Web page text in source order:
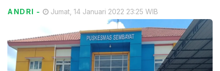
ANDRI - Jumat, 14 Januari 2022 23:25 WIB